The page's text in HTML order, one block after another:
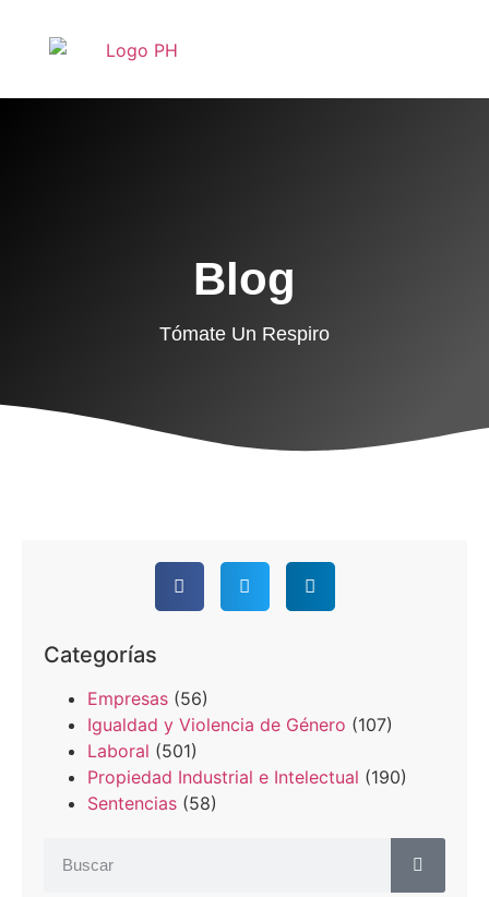
Blog
Tómate Un Respiro
Categorías
Empresas (56)
Igualdad y Violencia de Género (107)
Laboral (501)
Propiedad Industrial e Intelectual (190)
Sentencias (58)